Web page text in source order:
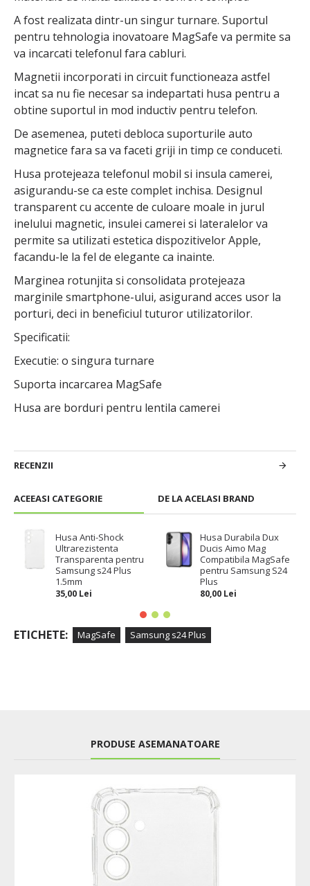
ACEEASI CATEGORIE DE LA ACELASI BRAND
Husa Anti-Shock
Ultrarezistenta
Transparenta pentru
Samsung s24 Plus
1.5mm
35,00 Lei
Husa Durabila Dux
Ducis Aimo Mag
Compatibila MagSafe
pentru Samsung S24
Plus
80,00 Lei
A fost realizata dintr-un singur turnare. Suportul
pentru tehnologia inovatoare MagSafe va permite sa
va incarcati telefonul fara cabluri.
Magnetii incorporati in circuit functioneaza astfel
incat sa nu fie necesar sa indepartati husa pentru a
obtine suportul in mod inductiv pentru telefon.
De asemenea, puteti debloca suporturile auto
magnetice fara sa va faceti griji in timp ce conduceti.
Husa protejeaza telefonul mobil si insula camerei,
asigurandu-se ca este complet inchisa. Designul
transparent cu accente de culoare moale in jurul
inelului magnetic, insulei camerei si lateralelor va
permite sa utilizati estetica dispozitivelor Apple,
facandu-le la fel de elegante ca inainte.
Marginea rotunjita si consolidata protejeaza
marginile smartphone-ului, asigurand acces usor la
porturi, deci in beneficiul tuturor utilizatorilor.
Specificatii:
Executie: o singura turnare
Suporta incarcarea MagSafe
Husa are borduri pentru lentila camerei
RECENZII
ETICHETE: MagSafe Samsung s24 Plus
PRODUSE ASEMANATOARE